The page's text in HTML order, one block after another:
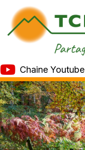
Chaine Youtube